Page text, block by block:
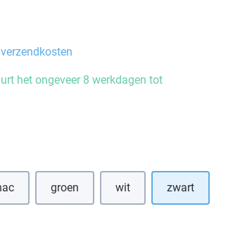
het ongeveer 8 werkdagen tot
niet beschikbaar.)
groen(Deze optie is momenteel niet
wit(Deze optie is momenteel
zwart